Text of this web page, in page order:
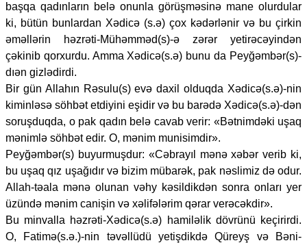
başqa qadınların belə onunla görüşməsinə mane olurdular
ki, bütün bunlardan Xədicə (s.ə) çox kədərlənir və bu çirkin
əməllərin həzrəti-Mühəmməd(s)-ə zərər yetirəcəyindən
çəkinib qorxurdu. Amma Xədicə(s.ə) bunu da Peyğəmbər(s)-
dıən gizlədirdi.
Bir gün Allahın Rəsulu(s) evə daxil olduqda Xədicə(s.ə)-nin
kiminləsə söhbət etdiyini eşidir və bu barədə Xədicə(s.ə)-dən
soruşduqda, o pak qadın belə cavab verir: «Bətnimdəki uşaq
mənimlə söhbət edir. O, mənim munisimdir».
Peyğəmbər(s) buyurmuşdur: «Cəbrayıl mənə xəbər verib ki,
bu uşaq qız uşağıdır və bizim mübarək, pak nəslimiz də odur.
Allah-təala mənə olunan vəhy kəsildikdən sonra onları yer
üzündə mənim canişin və xəlifələrim qərar verəcəkdir».
Bu minvalla həzrəti-Xədicə(s.ə) hamiləlik dövrünü keçirirdi.
O, Fatimə(s.ə.)-nin təvəllüdü yetişdikdə Qüreyş və Bəni-